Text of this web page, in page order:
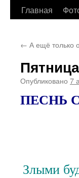
Перейти
содержимому
Главная
← А ещё только
Опубликовано 7
ПЕСНЬ
Злыми